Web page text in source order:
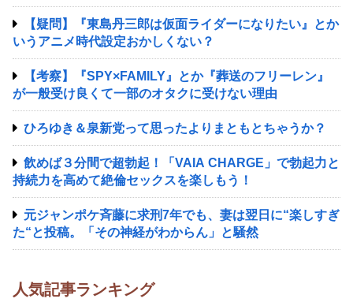
【疑問】『東島丹三郎は仮面ライダーになりたい』とか
いうアニメ時代設定おかしくない？
【考察】『SPY×FAMILY』とか『葬送のフリーレン』
が一般受け良くて一部のオタクに受けない理由
ひろゆき＆泉新党って思ったよりまともとちゃうか？
飲めば３分間で超勃起！「VAIA CHARGE」で勃起力と
持続力を高めて絶倫セックスを楽しもう！
元ジャンポケ斉藤に求刑7年でも、妻は翌日に“楽しすぎ
た“と投稿。「その神経がわからん」と騒然
人気記事ランキング